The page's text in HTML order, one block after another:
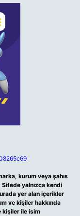
kurum veya şahıs
yalnızca kendi
yer alan içerikler
ve kişiler hakkında
kişiler ile isim